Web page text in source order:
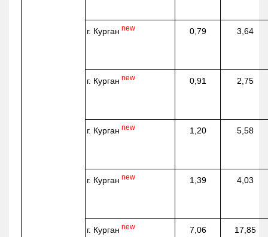
г. Курган new 0,79 3,64
г. Курган new 0,91 2,75
г. Курган new 1,20 5,58
г. Курган new 1,39 4,03
г. Курган new 7,06 17,85